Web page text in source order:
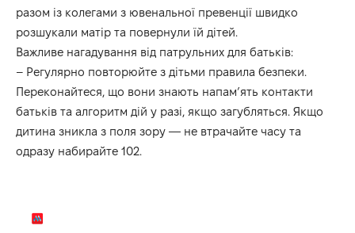
разом із колегами з ювенальної превенції швидко
розшукали матір та повернули їй дітей.
Важливе нагадування від патрульних для батьків:
– Регулярно повторюйте з дітьми правила безпеки.
Переконайтеся, що вони знають напам’ять контакти
батьків та алгоритм дій у разі, якщо загубляться. Якщо
дитина зникла з поля зору — не втрачайте часу та
одразу набирайте 102.